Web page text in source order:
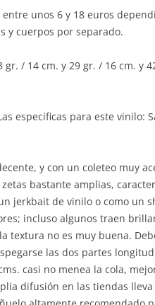
entre unos 6 y 18 euros
y cuerpos por separado.
gr. / 14 cm. y 29 gr. / 16 cm. y
Las especificas para este vinilo:
y con un coleteo muy
bastante amplias,
jerkbait de vinilo o como un
incluso algunos traen
textura no es muy buena.
las dos partes
casi no menea la cola,
difusión en las tiendas lleva